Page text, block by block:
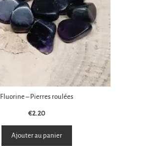
Fluorine – Pierres roulées
€2.20
Ajouter au panier